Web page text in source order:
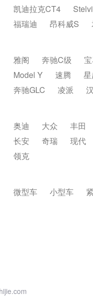
凯迪拉克CT4
福瑞迪
昂科威S
雅阁 奔驰C级
Model Y
速腾
奔驰GLC
凌派
奥迪 大众 丰田
长安
奇瑞 现代
领克
微型车 小型车